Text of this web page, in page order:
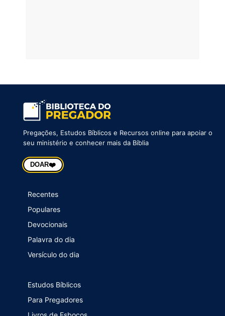
Pregações, Estudos Bíblicos e Recursos online para apoiar o
seu ministério e conhecer mais da Bíblia
DOAR❤️
Recentes
Populares
Devocionais
Palavra do dia
Versículo do dia
Estudos Bíblicos
Para Pregadores